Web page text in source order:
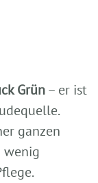
Grün– er ist
ganzen
wenig